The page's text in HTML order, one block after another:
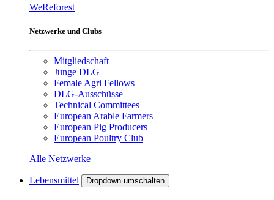
WeReforest
Netzwerke und Clubs
Mitgliedschaft
Junge DLG
Female Agri Fellows
DLG-Ausschüsse
Technical Committees
European Arable Farmers
European Pig Producers
European Poultry Club
Alle Netzwerke
Lebensmittel Dropdown umschalten